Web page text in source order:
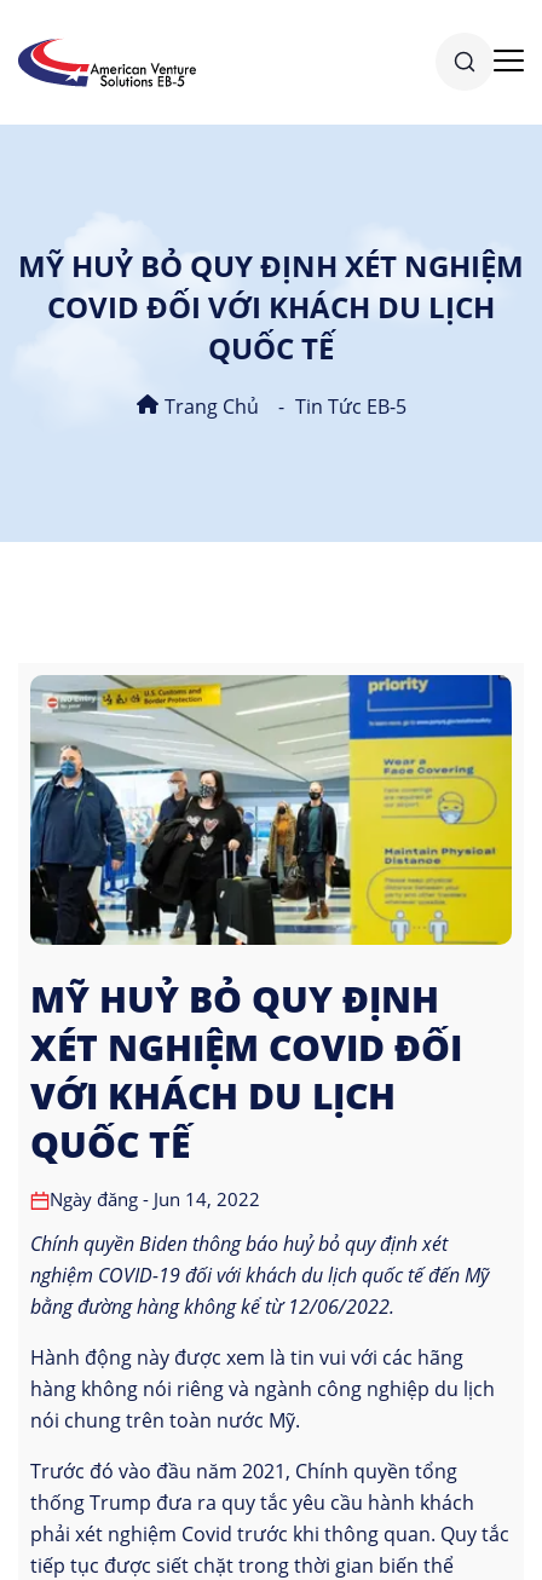
MỸ HUỶ BỎ QUY ĐỊNH XÉT NGHIỆM
COVID ĐỐI VỚI KHÁCH DU LỊCH
QUỐC TẾ
Trang Chủ Tin Tức EB-5
MỸ HUỶ BỎ QUY ĐỊNH
XÉT NGHIỆM COVID ĐỐI
VỚI KHÁCH DU LỊCH
QUỐC TẾ
Ngày đăng - Jun 14, 2022
Chính quyền Biden thông báo huỷ bỏ quy định xét
nghiệm COVID-19 đối với khách du lịch quốc tế đến Mỹ
bằng đường hàng không kể từ 12/06/2022.
Hành động này được xem là tin vui với các hãng
hàng không nói riêng và ngành công nghiệp du lịch
nói chung trên toàn nước Mỹ.
Trước đó vào đầu năm 2021, Chính quyền tổng
thống Trump đưa ra quy tắc yêu cầu hành khách
phải xét nghiệm Covid trước khi thông quan. Quy tắc
tiếp tục được siết chặt trong thời gian biến thể